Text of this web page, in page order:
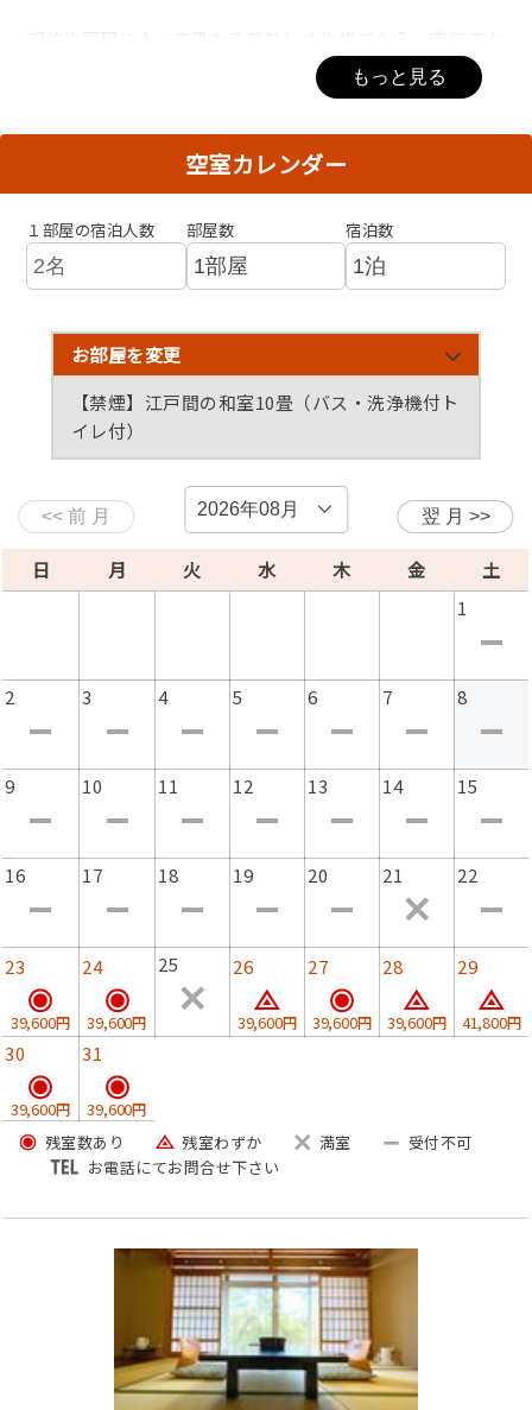
部位や調理によって異なる美味しさや歯ごたえ、高価でな
かなか食べられる機会がないイカの魅力を詰め込んでいま
最も美味しい時期のみ予約を受け付けているため期間は限
定されますが、満足度の高いコースだと思います！
【主に使用するイカについて】
式名は高級イカで知られる剣先イカです。
・秋イカ：「イカの王様」と呼ばれ、イカの中で最高峰の
味わいです。アオリイカとも呼ばれています。
※ご予約日に応じて、その時に1番美味しいイカを使用さ
せて頂きます。
用意！その日の良質な食材のみ使用するこだわり。
な柔らかさ！噛めば噛むほど甘みが広がります。
を凝縮！香ばしい香りまでお楽しみ頂けます。
・イカの炭火焼き 炭火で香ばしく焼き上げたイカはプリ
ップリで歯ごたえ抜群！旨味も段違いです。
・イカの天ぷら 外はサクサク中は程よい歯ごたえと広が
る旨味！丹後のお塩が旨味を引き出します。
・その他美味（小鉢、地魚の煮付け、吸物、香物、飯物、
甘味）
※季節やその日に応じて料理内容を変更しています。予め
【食事に関するお願いと案内】
・夕食の開始時間は【17:30】or【18:00】から当日ご選択
頂いています。※先着順
もっと見る
空室カレンダー
１部屋の宿泊人数 部屋数 宿泊数
お部屋を変更
【禁煙】江戸間の和室10畳（バス・洗浄機付ト
イレ付）
日 月 火 水 木 金
土
1
2 3 4 5 6 7 8
9 10 11 12 13 14 15
16 17 18 19 20 21 22
23
39,600円
24
39,600円
25 26
39,600円
27
39,600円
28
39,600円
29
41,800円
30
39,600円
31
39,600円
残室数あり
残室わずか 満室
受付不可
お電話にてお問合せ下さい